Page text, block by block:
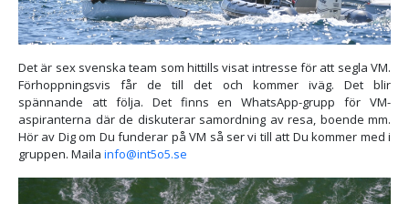
Det är sex svenska team som hittills visat intresse för att segla VM.
Förhoppningsvis får de till det och kommer iväg. Det blir
spännande att följa. Det finns en WhatsApp-grupp för VM-
aspiranterna där de diskuterar samordning av resa, boende mm.
Hör av Dig om Du funderar på VM så ser vi till att Du kommer med i
gruppen. Maila info@int5o5.se